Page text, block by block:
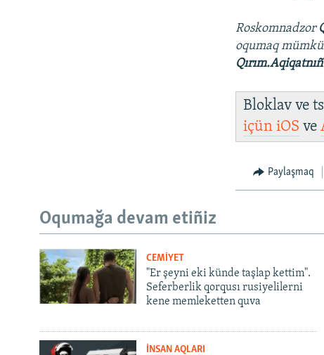
Roskomnadzor
oqumaq
Qırım.Aqiqatnıñ
Bloklav ve
içüniOS ve
Paylaşmaq
Oqumağa devam etiñiz
CEMİYET
"Er şeyni eki künde taşlap kettim".
Seferberlik qorqusı rusiyelilerni
kene memleketten quva
İNSAN AQLARI